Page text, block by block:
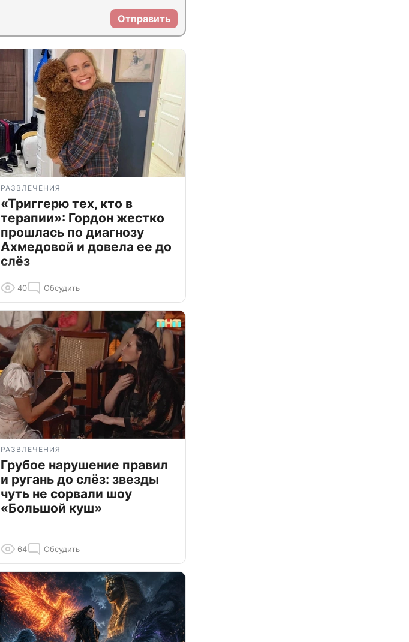
Отправить
РАЗВЛЕЧЕНИЯ
«Триггерю тех, кто в
терапии»: Гордон жестко
прошлась по диагнозу
Ахмедовой и довела ее до
слёз
40 Обсудить
РАЗВЛЕЧЕНИЯ
Грубое нарушение правил
и ругань до слёз: звезды
чуть не сорвали шоу
«Большой куш»
64 Обсудить